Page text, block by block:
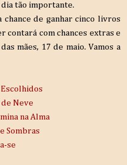
tão importante.
chance de ganhar cinco livros
contará com chances extras e
mães, 17 de maio. Vamos a
Escolhidos
de Neve
na Alma
Sombras
se